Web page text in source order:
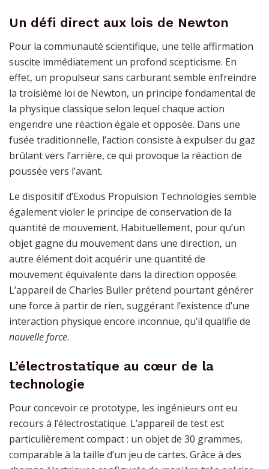
Un défi direct aux lois de Newton
Pour la communauté scientifique, une telle affirmation
suscite immédiatement un profond scepticisme. En
effet, un propulseur sans carburant semble enfreindre
la troisième loi de Newton, un principe fondamental de
la physique classique selon lequel chaque action
engendre une réaction égale et opposée. Dans une
fusée traditionnelle, l’action consiste à expulser du gaz
brûlant vers l’arrière, ce qui provoque la réaction de
poussée vers l’avant.
Le dispositif d’Exodus Propulsion Technologies semble
également violer le principe de conservation de la
quantité de mouvement. Habituellement, pour qu’un
objet gagne du mouvement dans une direction, un
autre élément doit acquérir une quantité de
mouvement équivalente dans la direction opposée.
L’appareil de Charles Buller prétend pourtant générer
une force à partir de rien, suggérant l’existence d’une
interaction physique encore inconnue, qu’il qualifie de
nouvelle force.
L’électrostatique au cœur de la
technologie
Pour concevoir ce prototype, les ingénieurs ont eu
recours à l’électrostatique. L’appareil de test est
particulièrement compact : un objet de 30 grammes,
comparable à la taille d’un jeu de cartes. Grâce à des